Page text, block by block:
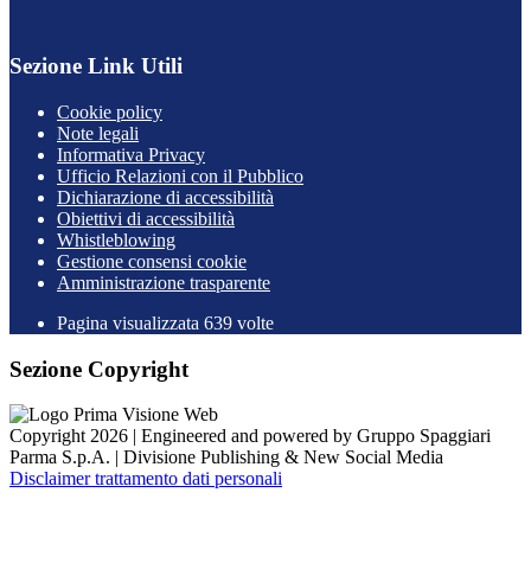
Sezione Link Utili
Cookie policy
Note legali
Informativa Privacy
Ufficio Relazioni con il Pubblico
Dichiarazione di accessibilità
Obiettivi di accessibilità
Whistleblowing
Gestione consensi cookie
Amministrazione trasparente
Pagina visualizzata 639 volte
Sezione Copyright
Copyright 2026 | Engineered and powered by Gruppo Spaggiari
Parma S.p.A. | Divisione Publishing & New Social Media
Disclaimer trattamento dati personali